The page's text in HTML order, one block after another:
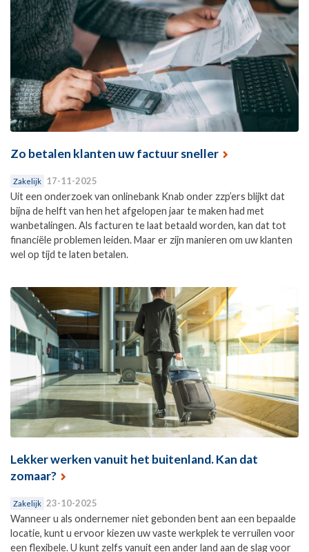
Zo betalen klanten uw factuur sneller
Zakelijk 17-11-2025
Uit een onderzoek van onlinebank Knab onder zzp’ers blijkt dat
bijna de helft van hen het afgelopen jaar te maken had met
wanbetalingen. Als facturen te laat betaald worden, kan dat tot
financiële problemen leiden. Maar er zijn manieren om uw klanten
wel op tijd te laten betalen.
Lekker werken vanuit het buitenland. Kan dat
zomaar?
Zakelijk 23-10-2025
Wanneer u als ondernemer niet gebonden bent aan een bepaalde
locatie, kunt u ervoor kiezen uw vaste werkplek te verruilen voor
een flexibele. U kunt zelfs vanuit een ander land aan de slag voor